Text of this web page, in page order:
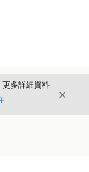
更多詳細資料
結束